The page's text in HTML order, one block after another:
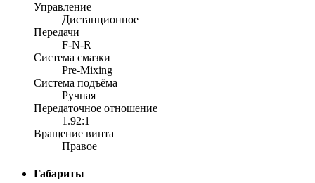
Управление
Дистанционное
Передачи
F-N-R
Система смазки
Pre-Mixing
Система подъёма
Ручная
Передаточное отношение
1.92:1
Вращение винта
Правое
Габариты